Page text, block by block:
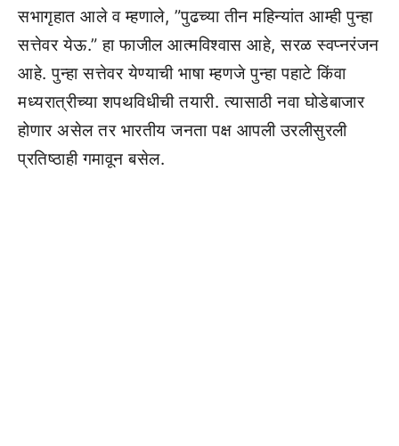
सभागृहात आले व म्हणाले, ”पुढच्या तीन महिन्यांत आम्ही पुन्हा
सत्तेवर येऊ.” हा फाजील आत्मविश्वास आहे, सरळ स्वप्नरंजन
आहे. पुन्हा सत्तेवर येण्याची भाषा म्हणजे पुन्हा पहाटे किंवा
मध्यरात्रीच्या शपथविधीची तयारी. त्यासाठी नवा घोडेबाजार
होणार असेल तर भारतीय जनता पक्ष आपली उरलीसुरली
प्रतिष्ठाही गमावून बसेल.